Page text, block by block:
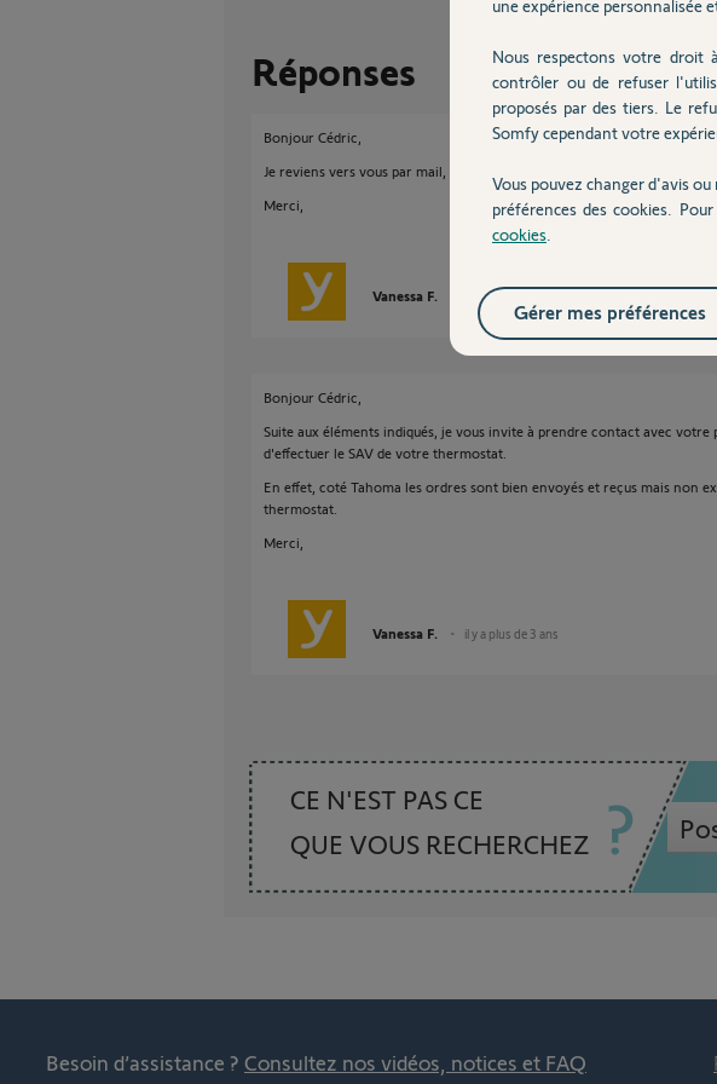
Réponses
Bonjour Cédric,
Je reviens vers vous par mail,
Merci,
Vanessa F. il y a plus de 3 ans
Bonjour Cédric,
Suite aux éléments indiqués, je vous invite à prendre contact avec votre
d'effectuer le SAV de votre thermostat.
En effet, coté Tahoma les ordres sont bien envoyés et reçus mais non
thermostat.
Merci,
Vanessa F. il y a plus de 3 ans
CE N'EST PAS CE
QUE VOUS RECHERCHEZ
Besoin d’assistance ? Consultez nos vidéos, notices et FAQ
une expérience personnalisée
Nous respectons votre droit
contrôler ou de refuser
proposés par des tiers. Le
Somfy cependant votre
Vous pouvez changer d'avis
préférences des cookies.
cookies
Gérer mes préférences